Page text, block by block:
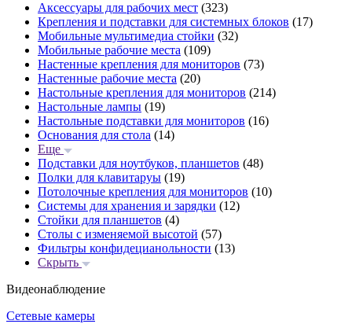
Аксессуары для рабочих мест (323)
Крепления и подставки для системных блоков (17)
Мобильные мультимедиа стойки (32)
Мобильные рабочие места (109)
Настенные крепления для мониторов (73)
Настенные рабочие места (20)
Настольные крепления для мониторов (214)
Настольные лампы (19)
Настольные подставки для мониторов (16)
Основания для стола (14)
Еще
Подставки для ноутбуков, планшетов (48)
Полки для клавитаруы (19)
Потолочные крепления для мониторов (10)
Системы для хранения и зарядки (12)
Стойки для планшетов (4)
Столы с изменяемой высотой (57)
Фильтры конфидецианольности (13)
Скрыть
Видеонаблюдение
Сетевые камеры